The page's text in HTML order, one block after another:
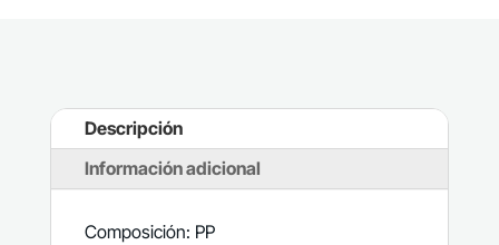
Descripción
Información adicional
Composición: PP